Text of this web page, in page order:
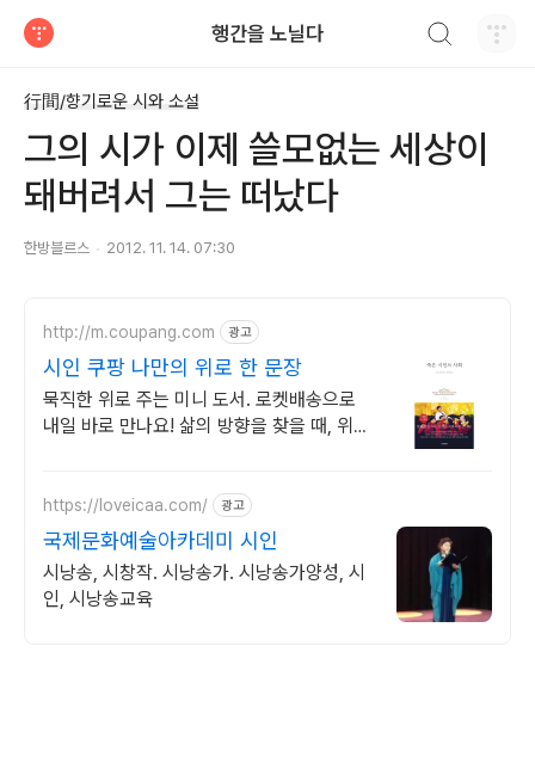
행간을 노닐다
行間/향기로운 시와 소설
그의 시가 이제 쓸모없는 세상이
돼버려서 그는 떠났다
한방블르스 2012. 11. 14. 07:30
http://m.coupang.com 광고
시인 쿠팡 나만의 위로 한 문장
묵직한 위로 주는 미니 도서. 로켓배송으로
내일 바로 만나요! 삶의 방향을 찾을 때, 위로
https://loveicaa.com/ 광고
국제문화예술아카데미 시인
시낭송, 시창작. 시낭송가. 시낭송가양성, 시
인, 시낭송교육